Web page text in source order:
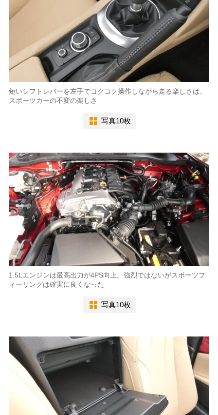
短いシフトレバーを左手でコクコク操作しながら走る楽しさは、
スポーツカーの不変の楽しさ
写真10枚
1.5Lエンジンは最高出力が4PS向上。強烈ではないがスポーツフ
ィーリングは確実に良くなった
写真10枚